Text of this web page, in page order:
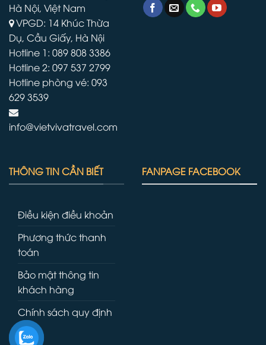
Hà Nội, Việt Nam
VPGD: 14 Khúc Thừa
Dụ, Cầu Giấy, Hà Nội
Hotline 1: 089 808 3386
Hotline 2: 097 537 2799
Hotline phòng vé: 093
629 3539
info@vietvivatravel.com
THÔNG TIN CẦN BIẾT
Điều kiện điều khoản
Phương thức thanh
toán
Bảo mật thông tin
khách hàng
Chính sách quy định
FANPAGE FACEBOOK